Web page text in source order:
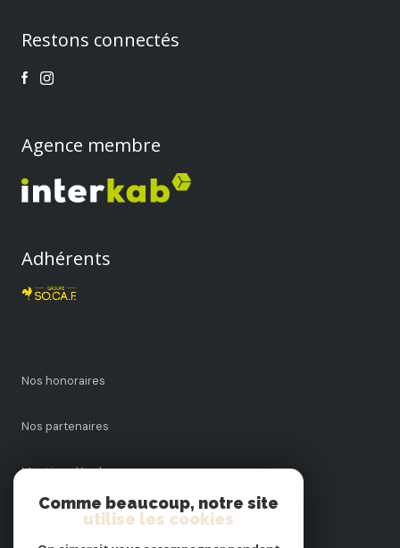
Restons connectés
Agence membre
Adhérents
Nos honoraires
Nos partenaires
Mentions légales
Comme beaucoup, notre site
utilise les cookies